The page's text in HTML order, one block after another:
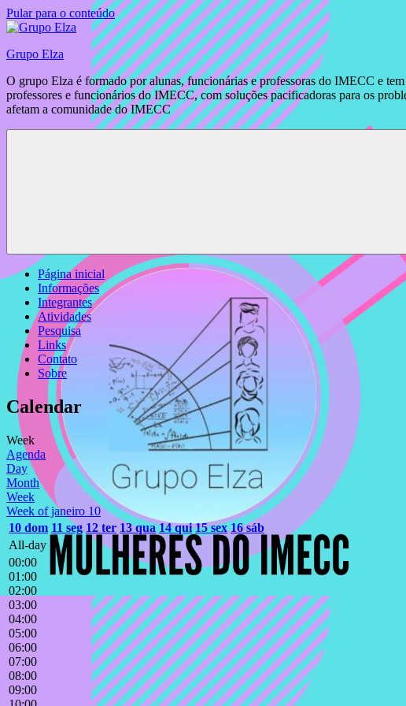
Pular para o conteúdo
Grupo Elza
O grupo Elza é formado por alunas, funcionárias e professoras do IMECC e
professores e funcionários do IMECC, com soluções pacificadoras para os
afetam a comunidade do IMECC
Página inicial
Informações
Integrantes
Atividades
Pesquisa
Links
Contato
Sobre
Calendar
Week
Agenda
Day
Month
Week
Week of janeiro 10
10 dom 11 seg 12 ter 13 qua 14 qui 15 sex 16 sáb
All-day
00:00
01:00
02:00
03:00
04:00
05:00
06:00
07:00
08:00
09:00